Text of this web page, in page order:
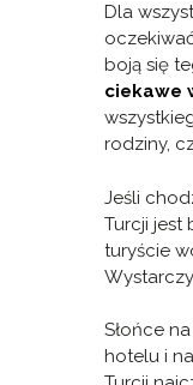
Dla
boją się
ciekawe
rodziny,
Jeśli
Turcji jest
turyście
Słońce
hotelu i